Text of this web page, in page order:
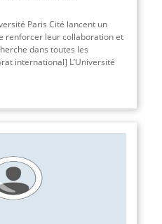
Paris Cité lancent un
renforcer leur collaboration et
dans toutes les
international] L’Université